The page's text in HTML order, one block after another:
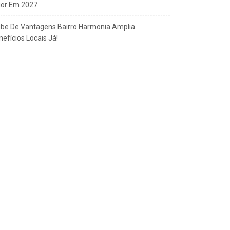
Em 2027
De Vantagens Bairro Harmonia Amplia
Locais Já!